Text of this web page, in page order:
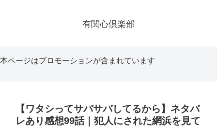
有関心倶楽部
本ページはプロモーションが含まれています
【ワタシってサバサバしてるから】ネタバ
レあり感想99話｜犯人にされた網浜を見て